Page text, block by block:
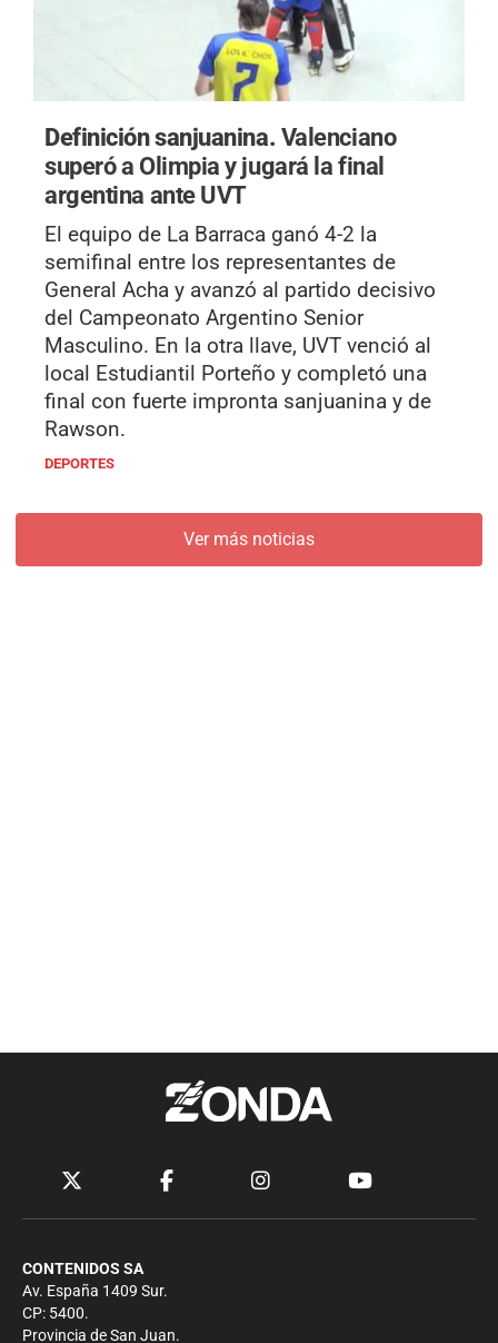
Definición sanjuanina. Valenciano
superó a Olimpia y jugará la final
argentina ante UVT
El equipo de La Barraca ganó 4-2 la
semifinal entre los representantes de
General Acha y avanzó al partido decisivo
del Campeonato Argentino Senior
Masculino. En la otra llave, UVT venció al
local Estudiantil Porteño y completó una
final con fuerte impronta sanjuanina y de
Rawson.
DEPORTES
Ver más noticias
CONTENIDOS SA
Av. España 1409 Sur.
CP: 5400.
Provincia de San Juan.